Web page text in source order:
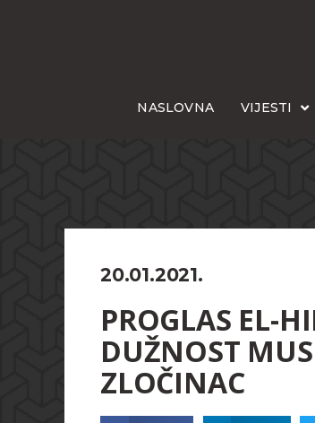
NASLOVNA VIJESTI
20.01.2021.
PROGLAS EL-
DUŽNOST
ZLOČINAC